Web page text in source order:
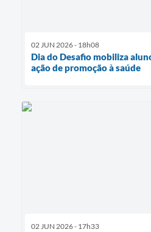
02 JUN 2026 - 18h08
Dia do Desafio mobiliza
ação de promoção à saúde
02 JUN 2026 - 17h33